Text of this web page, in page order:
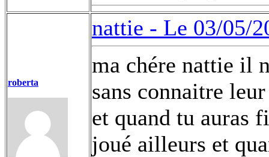
roberta
nattie - Le 03/05/
ma chére nattie il
sans connaitre
et quand tu auras
joué ailleurs et